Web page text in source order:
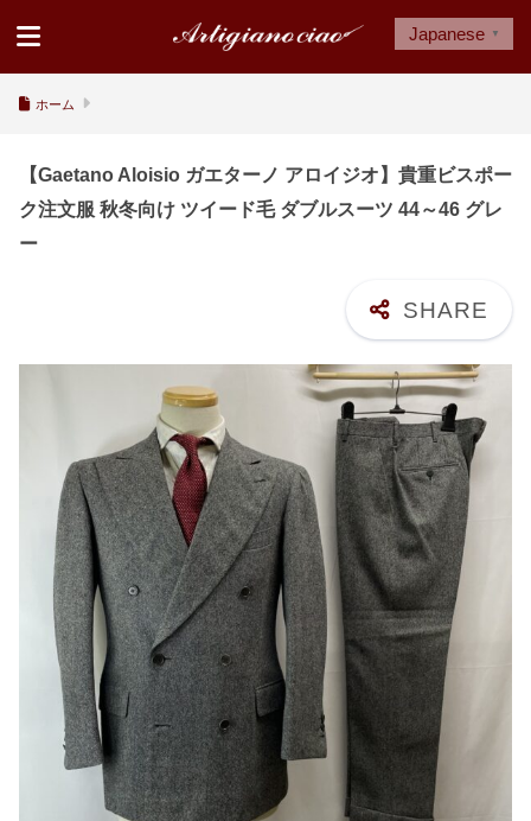
ホーム
【Gaetano Aloisio ガエターノ アロイジオ】貴重ビスポー
ク注文服 秋冬向け ツイード毛 ダブルスーツ 44～46 グレ
ー
Japanese ▼